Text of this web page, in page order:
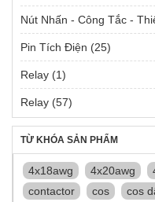
Nút Nhấn - Công Tắc -
Pin Tích Điện (25)
Relay (1)
Relay (57)
TỪ KHÓA SẢN PHẨM
4x18awg 4x20awg
contactor
cos cos